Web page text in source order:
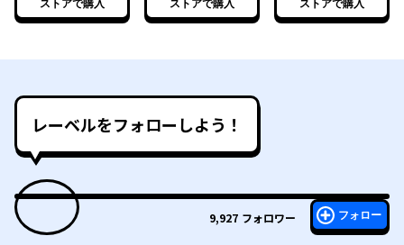
譚 緑樫の章
ストアで購入
２ 青銅と赤鉄の章
ストアで購入
譚 ３ 白硬の章
ストアで購入
レーベルをフォローしよう！
9,927 フォロワー フォロー